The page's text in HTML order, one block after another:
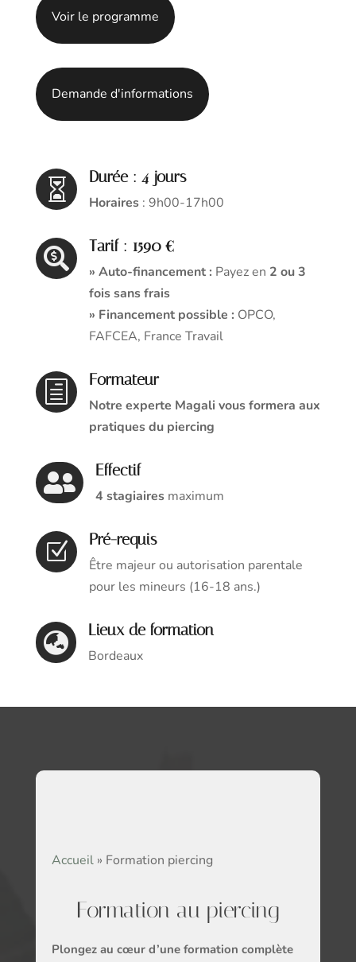
Voir le programme
Demande d'informations
 Durée : 4 jours
Horaires: 9h00-17h00
 Tarif : 1590 €
» Auto-financement : Payez en 2 ou 3
fois sans frais
» Financement possible : OPCO,
FAFCEA, France Travail
h Formateur
Notre experte Magali vous formera aux
pratiques du piercing
 Effectif
4 stagiairesmaximum
Z Pré-requis
Être majeur ou autorisation parentale
pour les mineurs (16-18 ans.)
 Lieux de formation
Bordeaux
Accueil » Formation piercing
Formation au piercing
Plongez au cœur d’une formation complète